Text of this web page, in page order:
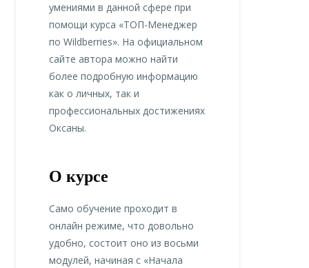
умениями в данной сфере при
помощи курса «ТОП-Менеджер
по Wildberries». На официальном
сайте автора можно найти
более подробную информацию
как о личных, так и
профессиональных достижениях
Оксаны.
О курсе
Само обучение проходит в
онлайн режиме, что довольно
удобно, состоит оно из восьми
модулей, начиная с «Начала